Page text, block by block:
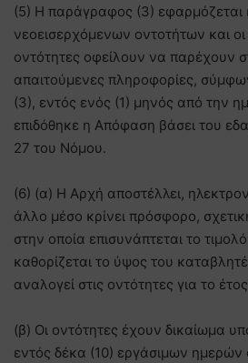
(5) Η παράγραφος (3) εφαρμόζεται
νεοεισερχόμενων οντοτήτων και
οντότητες οφείλουν να παρέχουν
απαιτούμενες πληροφορίες,
(3), εντός ενός (1) μηνός από την
επιδόθηκε η Απόφαση βάσει του
27 του Νόμου.
(6) (α) Η Αρχή αποστέλλει,
άλλο μέσο κρίνει πρόσφορο,
στην οποία επισυνάπτεται το
καθορίζεται το ύψος του
αναλογεί στις οντότητες για το
(β) Οι οντότητες έχουν δικαίωμα
εντός δέκα (10) εργάσιμων